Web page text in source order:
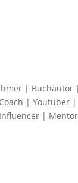
| Buchautor
| Youtuber |
| Mentor